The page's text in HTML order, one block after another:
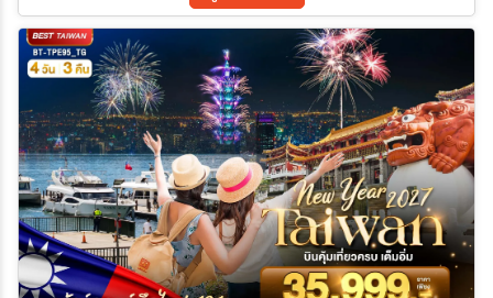
Castle – ปราสาทช็อกโกแลตสุดน่ารัก •Sun Moon Lake Cruise –
ล่องเรือชมทะเลสาบงดงาม •Xuan Guang Temple – สักการะพระถัง
ซัมจั๋ง เสริมสิริมงคล •Wenwu Temple – วัดศักดิ์สิทธิ์คู่ทะเลสาบสุริยัน
จันทรา •Feng Chia Night Market – ตลาดกลางคืนชื่อดังไถจง
•Miyahara – ร้านขนมระดับตำนานเมืองไถจง •National Taichung
Theater – สถาปัตยกรรมร่วมสมัยสุดอลังการ •Mitsui Outlet Park
Taichung – ช้อปปิ้งเอาท์เล็ตครบวงจร